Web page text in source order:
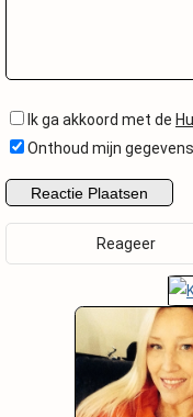
Ik ga akkoord met de
Onthoud mijn
Reageer